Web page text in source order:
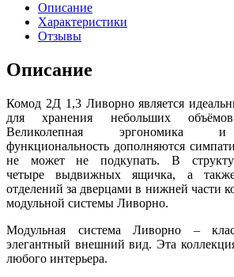
Описание
Характеристики
Отзывы
Описание
Комод 2Д 1,3 Ливорно является
для хранения небольших
Великолепная эргономика и
функциональность дополняются
не может не подкупать. В
четыре выдвижных ящичка, а
отделений за дверцами в нижней части
модульной системы Ливорно.
Модульная система Ливорно –
элегантный внешний вид. Эта
любого интерьера.